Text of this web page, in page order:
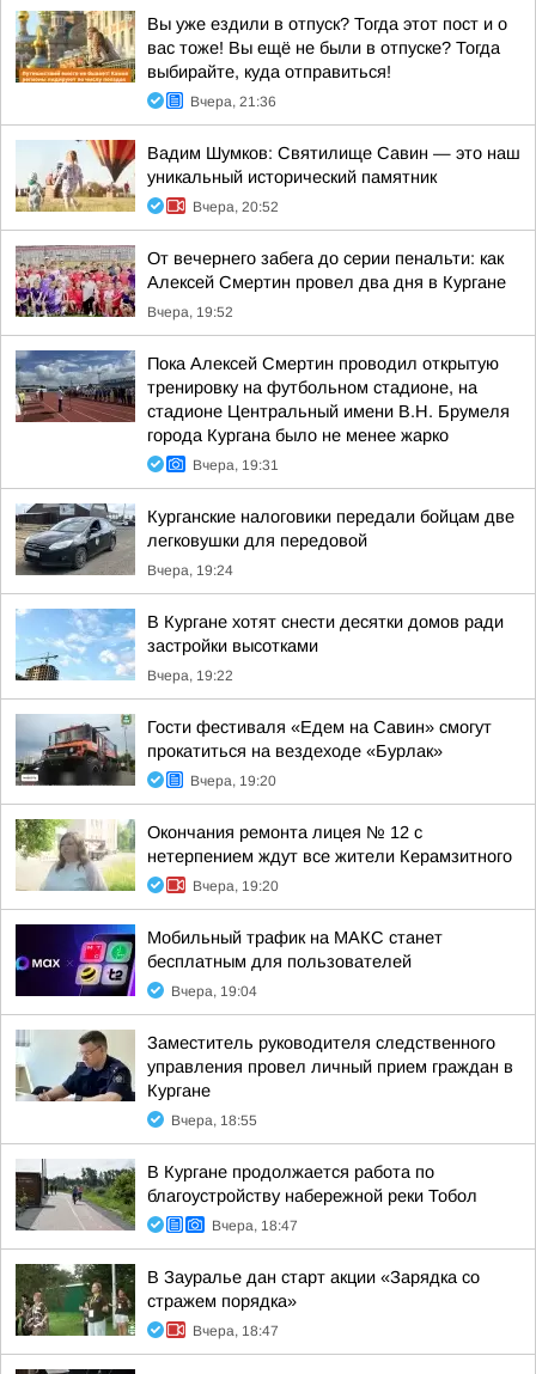
Вы уже ездили в отпуск? Тогда этот пост и о
вас тоже! Вы ещё не были в отпуске? Тогда
выбирайте, куда отправиться!
Вчера, 21:36
Вадим Шумков: Святилище Савин — это наш
уникальный исторический памятник
Вчера, 20:52
От вечернего забега до серии пенальти: как
Алексей Смертин провел два дня в Кургане
Вчера, 19:52
Пока Алексей Смертин проводил открытую
тренировку на футбольном стадионе, на
стадионе Центральный имени В.Н. Брумеля
города Кургана было не менее жарко
Вчера, 19:31
Курганские налоговики передали бойцам две
легковушки для передовой
Вчера, 19:24
В Кургане хотят снести десятки домов ради
застройки высотками
Вчера, 19:22
Гости фестиваля «Едем на Савин» смогут
прокатиться на вездеходе «Бурлак»
Вчера, 19:20
Окончания ремонта лицея № 12 с
нетерпением ждут все жители Керамзитного
Вчера, 19:20
Мобильный трафик на МАКС станет
бесплатным для пользователей
Вчера, 19:04
Заместитель руководителя следственного
управления провел личный прием граждан в
Кургане
Вчера, 18:55
В Кургане продолжается работа по
благоустройству набережной реки Тобол
Вчера, 18:47
В Зауралье дан старт акции «Зарядка со
стражем порядка»
Вчера, 18:47